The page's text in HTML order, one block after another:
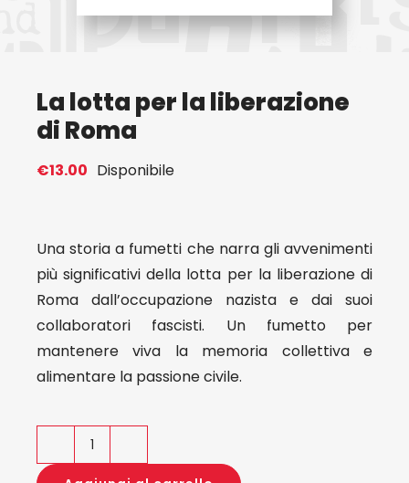
La lotta per la liberazione
di Roma
€13.00 Disponibile
Una storia a fumetti che narra gli avvenimenti
più significativi della lotta per la liberazione di
Roma dall’occupazione nazista e dai suoi
collaboratori fascisti. Un fumetto per
mantenere viva la memoria collettiva e
alimentare la passione civile.
La